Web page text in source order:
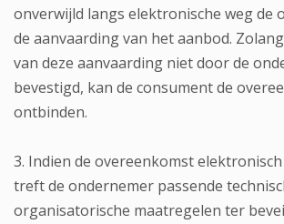
onverwijld langs elektronische weg de
de aanvaarding van het aanbod.
van deze aanvaarding niet door de
bevestigd, kan de consument de
ontbinden.
3. Indien de overeenkomst
treft de ondernemer passende
organisatorische maatregelen ter